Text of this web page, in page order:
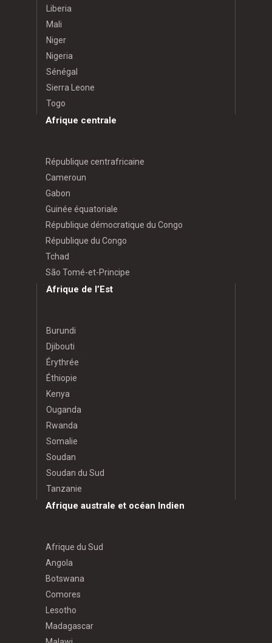
Liberia
Mali
Niger
Nigeria
Sénégal
Sierra Leone
Togo
Afrique centrale
République centrafricaine
Cameroun
Gabon
Guinée équatoriale
République démocratique du Congo
République du Congo
Tchad
São Tomé-et-Principe
Afrique de l’Est
Burundi
Djibouti
Érythrée
Éthiopie
Kenya
Ouganda
Rwanda
Somalie
Soudan
Soudan du Sud
Tanzanie
Afrique australe et océan Indien
Afrique du Sud
Angola
Botswana
Comores
Lesotho
Madagascar